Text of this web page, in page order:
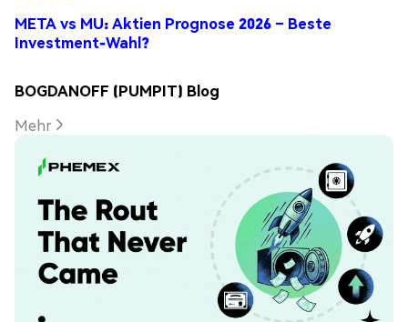
META vs MU: Aktien Prognose 2026 – Beste
Investment-Wahl?
BOGDANOFF (PUMPIT) Blog
Mehr